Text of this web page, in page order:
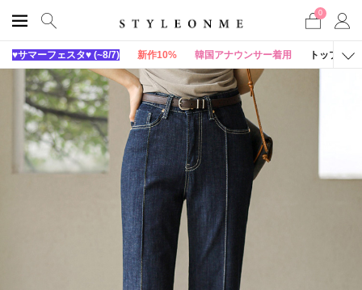
0
♥サマーフェスタ♥ (~8/7) 新作10% 韓国アナウンサー着用 トップス